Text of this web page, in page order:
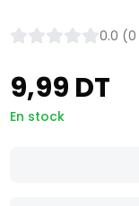
0.0 (0
9,99 DT
En stock